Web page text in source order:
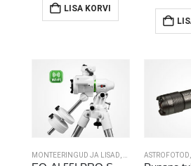
LISA KORVI
MONTEERINGUD JA LISAD,